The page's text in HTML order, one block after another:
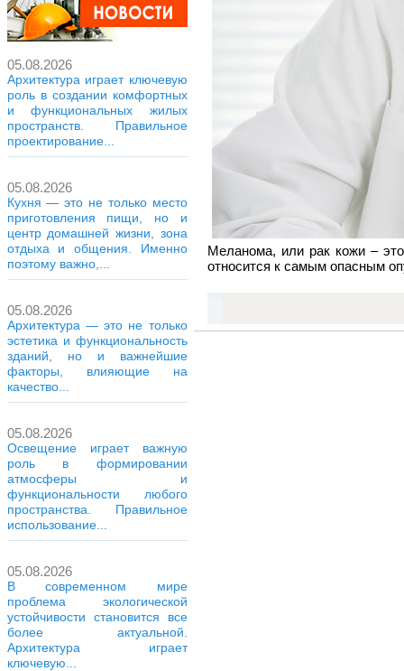
05.08.2026
Архитектура играет ключевую
роль в создании комфортных
и функциональных жилых
пространств. Правильное
проектирование...
05.08.2026
Кухня — это не только место
приготовления пищи, но и
центр домашней жизни, зона
отдыха и общения. Именно
поэтому важно,...
05.08.2026
Архитектура — это не только
эстетика и функциональность
зданий, но и важнейшие
факторы, влияющие на
качество...
05.08.2026
Освещение играет важную
роль в формировании
атмосферы и
функциональности любого
пространства. Правильное
использование...
05.08.2026
В современном мире
проблема экологической
устойчивости становится все
более актуальной.
Архитектура играет
ключевую...
Меланома, или рак кожи –
относится к самым опасным